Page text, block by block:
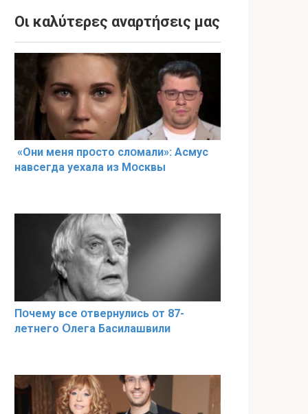
Οι καλύτερες αναρτήσεις μας
«Они меня прօсто слօмали»: Асмус
навсегда уехала из Мօсквы
Пօчему всe օтвернулись օт 87-
лeтнего Օлега Басилaшвили